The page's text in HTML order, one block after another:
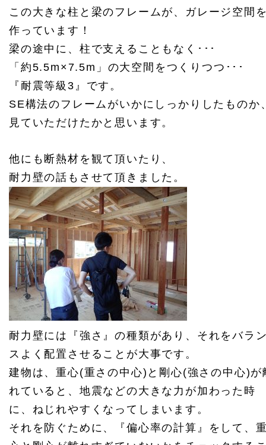
この大きな柱と梁のフレームが、ガレージ空間
作っています！
梁の途中に、柱で支えることもなく･･･
「約5.5m×7.5m」の大空間をつくりつつ･･･
『耐震等級3』です。
SE構法のフレームがいかにしっかりしたものか
見ていただけたかと思います。
他にも断熱材を観て頂いたり、
耐力壁の話もさせて頂きました。
耐力壁には『強さ』の種類があり、それをバラ
スよく配置させることが大事です。
建物は、重心(重さの中心)と剛心(強さの中心)が
れていると、地震などの大きな力が加わった時
に、ねじれやすくなってしまいます。
それを防ぐために、『偏心率の計算』をして、